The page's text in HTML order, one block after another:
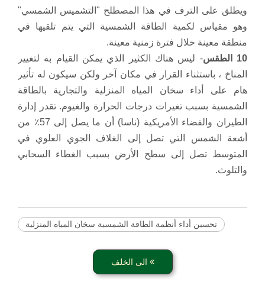
ويطلق على الترف في هذا المصطلح "التشميس الشمسي"
وهو مقياس لكمية الطاقة الشمسية التي يتم تلقيها في
منطقة معينة خلال فترة زمنية معينة.
10 الطقس
- ليس هناك الكثير الذي يمكن القيام به لتغيير
المناخ ، باستثناء القرار في مكان آخر ولكن سيكون له تأثير
هام على أداء سخان المياه المنزلية والتجارية بالطاقة
الشمسية بسبب تغيرات درجات الحرارة والغيوم. تقدر إدارة
الطيران والفضاء الأمريكية (ناسا) أن ما يصل إلى 57٪ من
أشعة الشمس التي تصل إلى الغلاف الجوي العلوي في
المتوسط ​​تصل إلى سطح الأرض بسبب الغطاء السحابي
والتلوث.
تحسين أداء أنظمة الطاقة الشمسية سخان المياه المنزلية
الى الخلف